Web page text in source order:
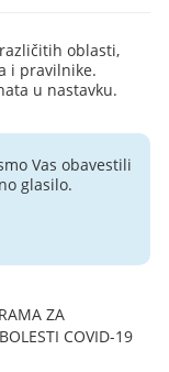
oblasti,
i pravilnike.
u nastavku.
Vas obavestili
glasilo.
ZA
COVID-19